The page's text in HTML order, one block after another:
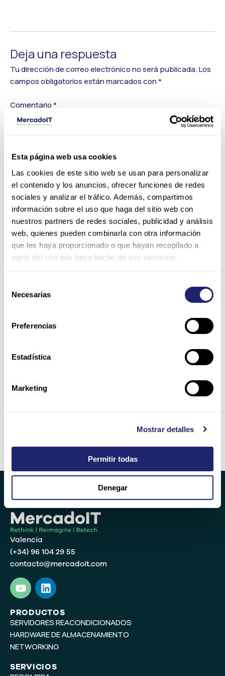
Esta página web usa cookies
Las cookies de este sitio web se usan para personalizar
el contenido y los anuncios, ofrecer funciones de redes
sociales y analizar el tráfico. Además, compartimos
información sobre el uso que haga del sitio web con
nuestros partners de redes sociales, publicidad y análisis
web, quienes pueden combinarla con otra información
que les haya proporcionado o que hayan recopilado a
partir del uso que haya hecho de sus servicios.
Necesarias
Preferencias
Estadística
Marketing
Mostrar detalles
Permitir todas
Denegar
Deja una respuesta
Tu dirección de correo electrónico no será publicada.Los
campos obligatorios están marcados con*
Comentario*
Nombre*
navegador para la próxima vez que comente.
Valencia
(+34) 96 104 29 55
contacto@mercadoit.com
Y
o
u
t
u
b
e
L
i
n
k
e
d
i
PRODUCTOS
SERVIDORES REACONDICIONADOS
HARDWARE DE ALMACENAMIENTO
NETWORKING
SERVICIOS